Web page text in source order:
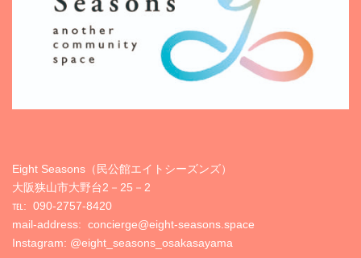
Eight Seasons（民公館エイトシーズンズ）
大阪狭山市大野台2－25－2
℡: 090-2757-8420
mail-address: concierge@eight-seasons.space
Instagram: @eight_seasons_osakasayama